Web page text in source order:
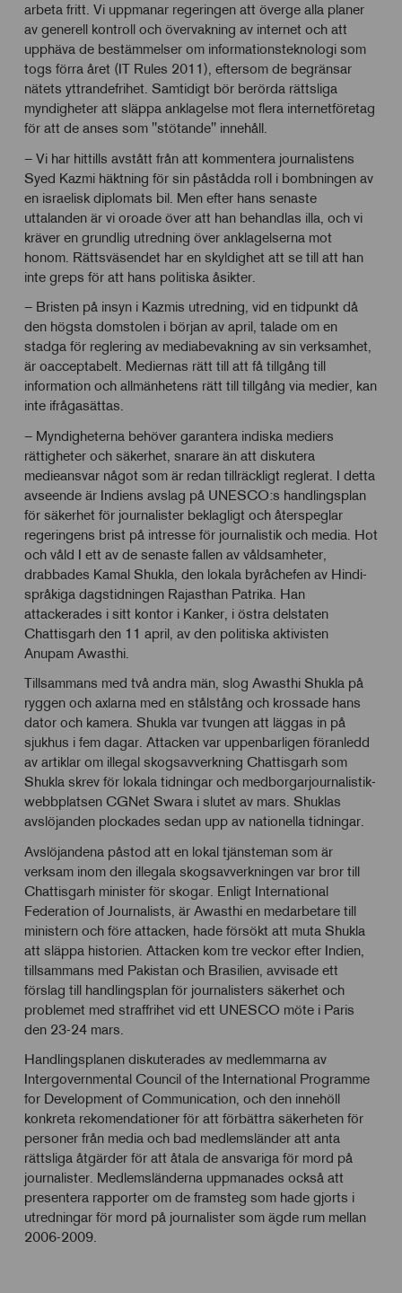
arbeta fritt. Vi uppmanar regeringen att överge alla planer
av generell kontroll och övervakning av internet och att
upphäva de bestämmelser om informationsteknologi som
togs förra året (IT Rules 2011), eftersom de begränsar
nätets yttrandefrihet. Samtidigt bör berörda rättsliga
myndigheter att släppa anklagelse mot flera internetföretag
för att de anses som ''stötande'' innehåll.
– Vi har hittills avstått från att kommentera journalistens
Syed Kazmi häktning för sin påstådda roll i bombningen av
en israelisk diplomats bil. Men efter hans senaste
uttalanden är vi oroade över att han behandlas illa, och vi
kräver en grundlig utredning över anklagelserna mot
honom. Rättsväsendet har en skyldighet att se till att han
inte greps för att hans politiska åsikter.
– Bristen på insyn i Kazmis utredning, vid en tidpunkt då
den högsta domstolen i början av april, talade om en
stadga för reglering av mediabevakning av sin verksamhet,
är oacceptabelt. Mediernas rätt till att få tillgång till
information och allmänhetens rätt till tillgång via medier, kan
inte ifrågasättas.
– Myndigheterna behöver garantera indiska mediers
rättigheter och säkerhet, snarare än att diskutera
medieansvar något som är redan tillräckligt reglerat. I detta
avseende är Indiens avslag på UNESCO:s handlingsplan
för säkerhet för journalister beklagligt och återspeglar
regeringens brist på intresse för journalistik och media. Hot
och våld I ett av de senaste fallen av våldsamheter,
drabbades Kamal Shukla, den lokala byråchefen av Hindi-
språkiga dagstidningen Rajasthan Patrika. Han
attackerades i sitt kontor i Kanker, i östra delstaten
Chattisgarh den 11 april, av den politiska aktivisten
Anupam Awasthi.
Tillsammans med två andra män, slog Awasthi Shukla på
ryggen och axlarna med en stålstång och krossade hans
dator och kamera. Shukla var tvungen att läggas in på
sjukhus i fem dagar. Attacken var uppenbarligen föranledd
av artiklar om illegal skogsavverkning Chattisgarh som
Shukla skrev för lokala tidningar och medborgarjournalistik-
webbplatsen CGNet Swara i slutet av mars. Shuklas
avslöjanden plockades sedan upp av nationella tidningar.
Avslöjandena påstod att en lokal tjänsteman som är
verksam inom den illegala skogsavverkningen var bror till
Chattisgarh minister för skogar. Enligt International
Federation of Journalists, är Awasthi en medarbetare till
ministern och före attacken, hade försökt att muta Shukla
att släppa historien. Attacken kom tre veckor efter Indien,
tillsammans med Pakistan och Brasilien, avvisade ett
förslag till handlingsplan för journalisters säkerhet och
problemet med straffrihet vid ett UNESCO möte i Paris
den 23-24 mars.
Handlingsplanen diskuterades av medlemmarna av
Intergovernmental Council of the International Programme
for Development of Communication, och den innehöll
konkreta rekomendationer för att förbättra säkerheten för
personer från media och bad medlemsländer att anta
rättsliga åtgärder för att åtala de ansvariga för mord på
journalister. Medlemsländerna uppmanades också att
presentera rapporter om de framsteg som hade gjorts i
utredningar för mord på journalister som ägde rum mellan
2006-2009.